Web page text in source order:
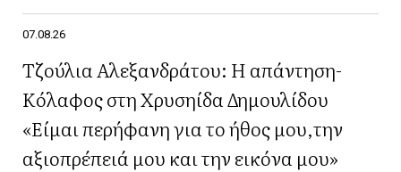
07.08.26
Τζούλια Αλεξανδράτου: Η απάντηση-
Κόλαφος στη Χρυσηίδα Δημουλίδου
«Είμαι περήφανη για το ήθος μου,την
αξιοπρέπειά μου και την εικόνα μου»